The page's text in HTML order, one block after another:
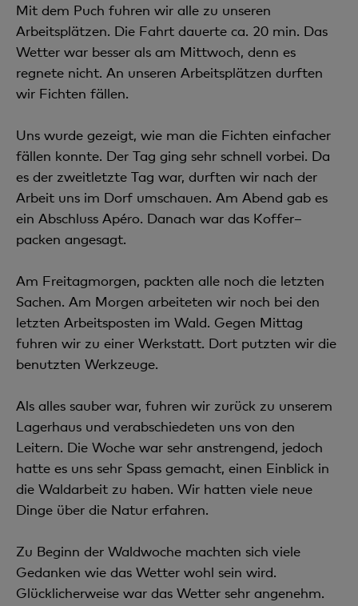
Mit dem Puch fuhren wir alle zu unseren
Arbeitsplätzen. Die Fahrt dauerte ca. 20 min. Das
Wetter war besser als am Mittwoch, denn es
regnete nicht. An unseren Arbeitsplätzen durften
wir Fichten fällen.
Uns wurde gezeigt, wie man die Fichten einfacher
fällen konnte. Der Tag ging sehr schnell vorbei. Da
es der zweitletzte Tag war, durften wir nach der
Arbeit uns im Dorf umschauen. Am Abend gab es
ein Abschluss Apéro. Danach war das Koffer–
packen angesagt.
Am Freitagmorgen, packten alle noch die letzten
Sachen. Am Morgen arbeiteten wir noch bei den
letzten Arbeitsposten im Wald. Gegen Mittag
fuhren wir zu einer Werkstatt. Dort putzten wir die
benutzten Werkzeuge.
Als alles sauber war, fuhren wir zurück zu unserem
Lagerhaus und verabschiedeten uns von den
Leitern. Die Woche war sehr anstrengend, jedoch
hatte es uns sehr Spass gemacht, einen Einblick in
die Waldarbeit zu haben. Wir hatten viele neue
Dinge über die Natur erfahren.
Zu Beginn der Waldwoche machten sich viele
Gedanken wie das Wetter wohl sein wird.
Glücklicherweise war das Wetter sehr angenehm.